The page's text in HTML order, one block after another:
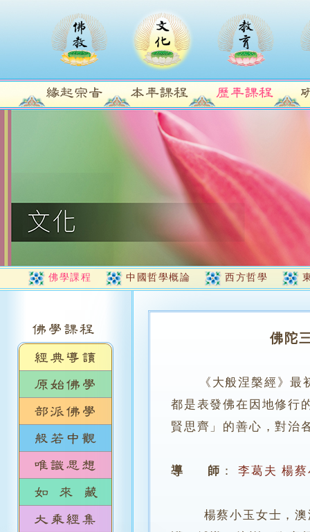
佛學課程 中國哲學概論 西方哲學
佛陀
《大般涅槃經》
都是表發佛在因地修行
賢思齊」的善心，對治
導 師 ： 李葛夫 楊
楊蔡小玉女士，澳洲